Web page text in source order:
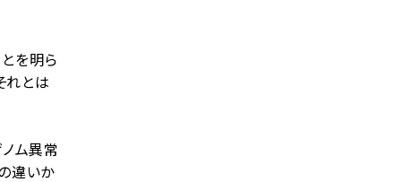
を明ら
れとは
ム異常
違いか